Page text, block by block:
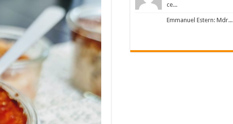
ce...
Emmanuel Estern: Mdr...